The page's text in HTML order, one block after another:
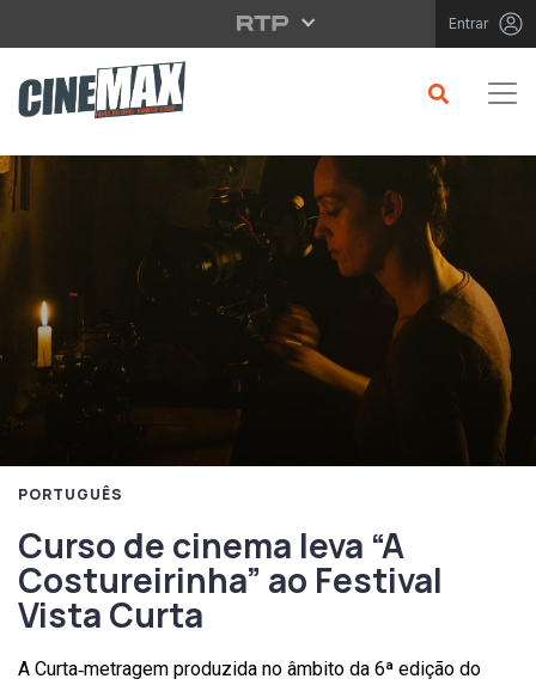
Saltar para o conteúdo principal Entrar
PORTUGUÊS
Curso de cinema leva “A
Costureirinha” ao Festival
Vista Curta
A Curta‐metragem produzida no âmbito da 6ª edição do